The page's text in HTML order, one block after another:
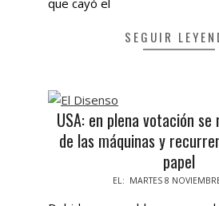
SEGUIR
USA: en plena votación
de las máquinas y
papel
EL: MARTES 8